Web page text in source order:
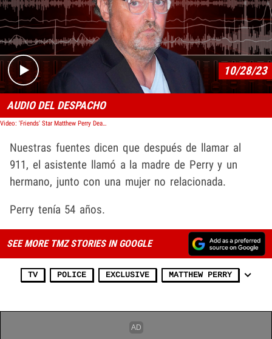
Play video content
10/28/23
AUDIO DEL DESPACHO
Video: 'Friends' Star Matthew Perry Dead at 54 After Apparent Drowning, Dispatch Audio
Nuestras fuentes dicen que después de llamar al
911, el asistente llamó a la madre de Perry y un
hermano, junto con una mujer no relacionada.
Perry tenía 54 años.
SEE MORE TMZ STORIES IN GOOGLE
TV POLICE EXCLUSIVE MATTHEW PERRY